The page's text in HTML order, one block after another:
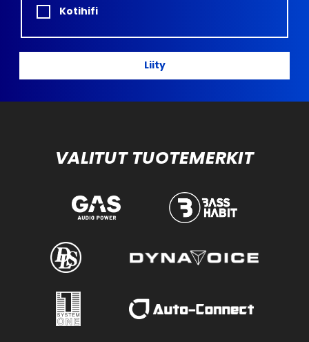
Kotihifi
Liity
VALITUT TUOTEMERKIT